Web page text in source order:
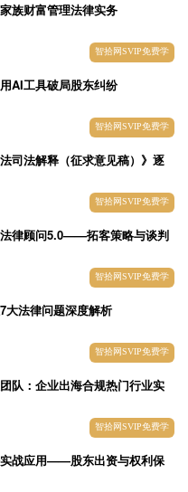
族财富管理法律实务
智拾网SVIP免费学
AI工具破局股东纠纷
智拾网SVIP免费学
司法解释（征求意见稿）》逐
智拾网SVIP免费学
律顾问5.0——拓客策略与谈判
智拾网SVIP免费学
大法律问题深度解析
智拾网SVIP免费学
队：企业出海合规热门行业实
智拾网SVIP免费学
战应用——股东出资与权利保